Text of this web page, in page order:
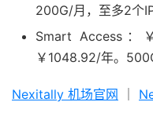
200G/月，至多2个IP
Smart Access：
￥1048.92/年。
Nexitally 机场官网